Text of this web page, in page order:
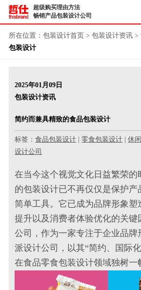
超级购买理由方法
畅销产品包装设计公司
所在位置： 包装设计首页 > 包装设计资讯>
包装设计
2025年01月09日
包装设计资讯
简约而兼具精致的食品包装设计
标签：食品包装设计 |零食包装设计 |休
设计公司
在当今这个视觉文化日益繁荣的
的包装设计已不再仅仅是保护产
简单工具。它已成为品牌形象塑
提升以及消费者体验优化的关键
公司，作为一家专注于企业品牌
派设计公司，以其“简约、国际
在食品零食包装设计领域独树一